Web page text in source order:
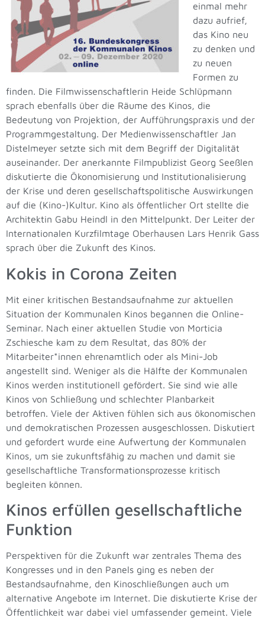
einmal mehr
dazu aufrief,
das Kino neu
zu denken und
zu neuen
Formen zu
finden. Die Filmwissenschaftlerin Heide Schlüpmann
sprach ebenfalls über die Räume des Kinos, die
Bedeutung von Projektion, der Aufführungspraxis und der
Programmgestaltung. Der Medienwissenschaftler Jan
Distelmeyer setzte sich mit dem Begriff der Digitalität
auseinander. Der anerkannte Filmpublizist Georg Seeßlen
diskutierte die Ökonomisierung und Institutionalisierung
der Krise und deren gesellschaftspolitische Auswirkungen
auf die (Kino-)Kultur. Kino als öffentlicher Ort stellte die
Architektin Gabu Heindl in den Mittelpunkt. Der Leiter der
Internationalen Kurzfilmtage Oberhausen Lars Henrik Gass
sprach über die Zukunft des Kinos.
Kokis in Corona Zeiten
Mit einer kritischen Bestandsaufnahme zur aktuellen
Situation der Kommunalen Kinos begannen die Online-
Seminar. Nach einer aktuellen Studie von Morticia
Zschiesche kam zu dem Resultat, das 80% der
Mitarbeiter*innen ehrenamtlich oder als Mini-Job
angestellt sind. Weniger als die Hälfte der Kommunalen
Kinos werden institutionell gefördert. Sie sind wie alle
Kinos von Schließung und schlechter Planbarkeit
betroffen. Viele der Aktiven fühlen sich aus ökonomischen
und demokratischen Prozessen ausgeschlossen. Diskutiert
und gefordert wurde eine Aufwertung der Kommunalen
Kinos, um sie zukunftsfähig zu machen und damit sie
gesellschaftliche Transformationsprozesse kritisch
begleiten können.
Kinos erfüllen gesellschaftliche
Funktion
Perspektiven für die Zukunft war zentrales Thema des
Kongresses und in den Panels ging es neben der
Bestandsaufnahme, den Kinoschließungen auch um
alternative Angebote im Internet. Die diskutierte Krise der
Öffentlichkeit war dabei viel umfassender gemeint. Viele